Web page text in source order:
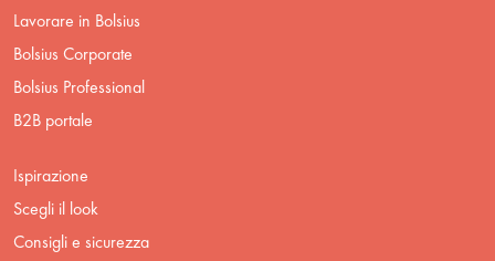
Lavorare in Bolsius
Bolsius Corporate
Bolsius Professional
B2B portale
Ispirazione
Scegli il look
Consigli e sicurezza